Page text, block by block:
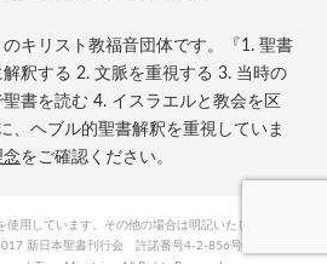
キリスト教福音団体です。『1. 聖書
釈する 2. 文脈を重視する 3. 当時の
書を読む 4. イスラエルと教会を区
、ヘブル的聖書解釈を重視していま
念をご確認ください。
用しています。その他の場合は明記いたします。
新日本聖書刊行会 許諾番号4-2-856号